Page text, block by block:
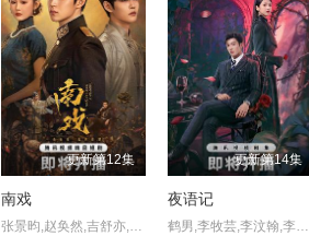
更新第12集
南戏
张景昀,赵奂然,吉舒亦,宗峰岩,陈凯洲,余逸蕾
更新第14集
夜语记
鹤男,李牧芸,李汶翰,李泊文,郭天祺,徐新驰,孙思凡